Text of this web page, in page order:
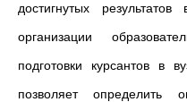
достигнутых
организации
подготовки курсантов в
позволяет определить